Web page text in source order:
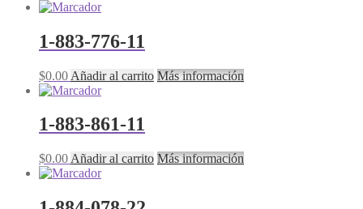
1-883-776-11
$0.00 Añadir al carrito Más información
1-883-861-11
$0.00 Añadir al carrito Más información